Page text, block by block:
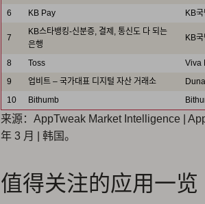
6 KB Pay KB
7
KB스타뱅킹-신분증, 결제, 통신도 다 되는
은행
KB
8 Toss Viva
9
업비트 – 국가대표 디지털 자산 거래소
10
Bithumb
来源：AppTweak Market Intelligence |
年 3 月 | 韩国。
值得关注的应用一览